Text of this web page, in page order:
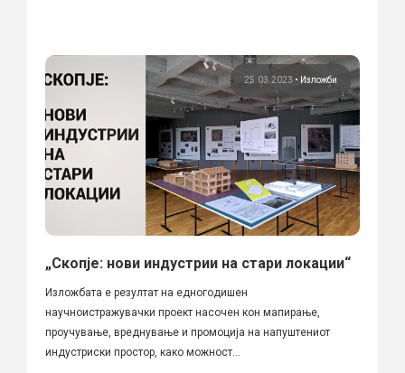
25.03.2023 • Изложби
„Скопје: нови индустрии на стари локации“
Изложбата е резултат на едногодишен
научноистражувачки проект насочен кон мапирање,
проучување, вреднување и промоција на напуштениот
индустриски простор, како можност...